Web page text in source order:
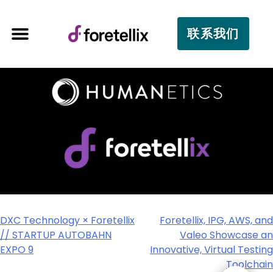
联系我们
DXC Technology × Foretellix
// STARTUP AUTOBAHN
EXPO 9
Foretellix, IPG, AWS, and
Valeo Showcase an
Innovative, Virtual Testing
Toolchain